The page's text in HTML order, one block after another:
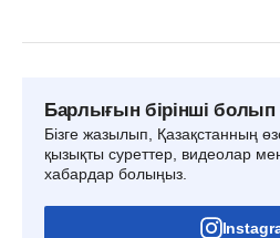
Барлығын бірінші
Бізге жазылып, Қазақстанның
қызықты суреттер, видеолар
хабардар болыңыз.